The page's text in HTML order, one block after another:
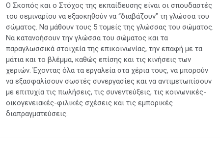
Ο Σκοπός και ο Στόχος της εκπαίδευσης είναι oι σπουδαστές
του σεμιναρίου να εξασκηθούν να “διαβάζουν” τη γλώσσα του
σώματος. Να μάθουν τους 5 τομείς της γλώσσας του σώματος.
Να κατανοήσουν την γλώσσα του σώματος και τα
παραγλωσσικά στοιχεία της επικοινωνίας, την επαφή με τα
μάτια και το βλέμμα, καθώς επίσης και τις κινήσεις των
χεριών. Έχοντας όλα τα εργαλεία στα χέρια τους, να μπορούν
να εξασφαλίσουν σωστές συνεργασίες και να αντιμετωπίσουν
με επιτυχία τις πωλήσεις, τις συνεντεύξεις, τις κοινωνικές-
οικογενειακές-φιλικές σχέσεις και τις εμπορικές
διαπραγματεύσεις.